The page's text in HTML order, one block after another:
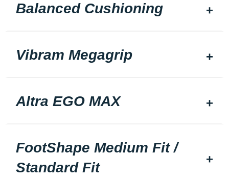
Balanced Cushioning
Vibram Megagrip
Altra EGO MAX
FootShape Medium Fit /
Standard Fit